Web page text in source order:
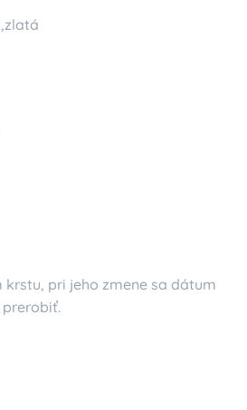
pri jeho zmene sa dátum